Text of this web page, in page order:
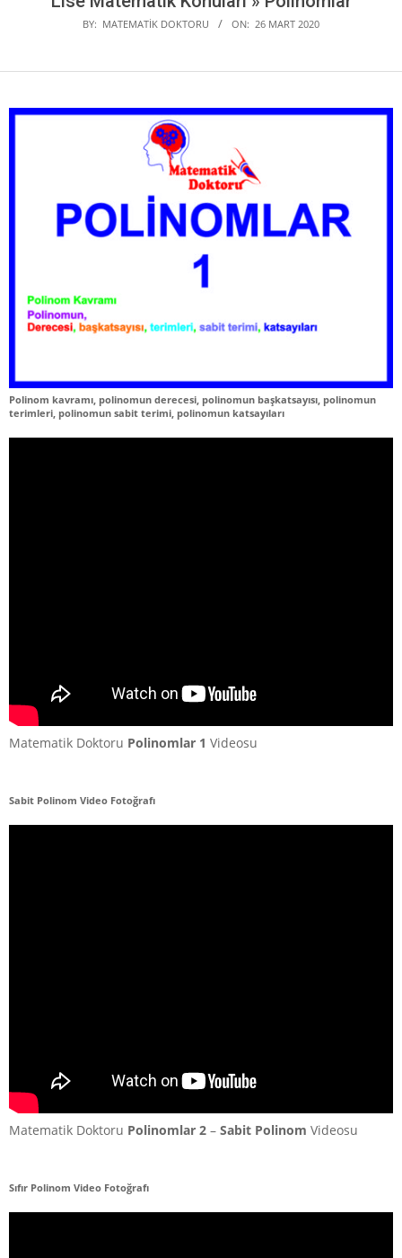
BY: MATEMATIK DOKTORU ON: 26 MART 2020
Polinom kavramı, polinomun derecesi, polinomun başkatsayısı, polinomun
terimleri, polinomun sabit terimi, polinomun katsayıları
Matematik Doktoru Polinomlar 1 Videosu
Sabit Polinom Video Fotoğrafı
Matematik Doktoru Polinomlar 2 – Sabit Polinom Videosu
Sıfır Polinom Video Fotoğrafı